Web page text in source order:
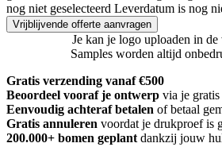
nog niet geselecteerd Leverdatum is nog
Vrijblijvende offerte aanvragen
Je kan je logo uploaden in
Samples worden altijd
Gratis verzending vanaf €500
Beoordeel vooraf je ontwerp via je
Eenvoudig achteraf betalen of betaal
Gratis annuleren voordat je drukproef is
200.000+ bomen geplant dankzij jouw